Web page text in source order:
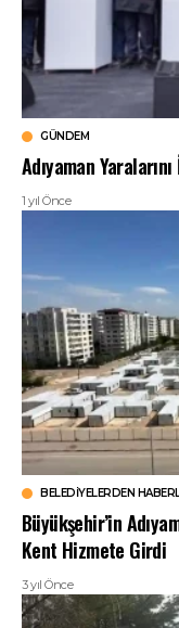
GÜNDEM
Adıyaman
1 yıl Önce
BELEDIYELERDEN
Büyükşehir’in
Kent Hizmete Girdi
3 yıl Önce